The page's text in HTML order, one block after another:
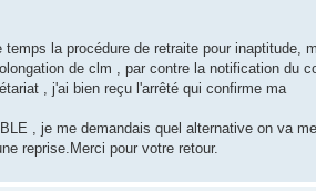
la procédure de retraite pour inaptitude,
de clm , par contre la notification du
, j'ai bien reçu l'arrêté qui confirme ma
, je me demandais quel alternative on va me
reprise.Merci pour votre retour.